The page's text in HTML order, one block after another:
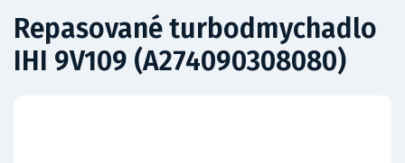
Repasované turbodmychadlo
IHI 9V109 (A274090308080)